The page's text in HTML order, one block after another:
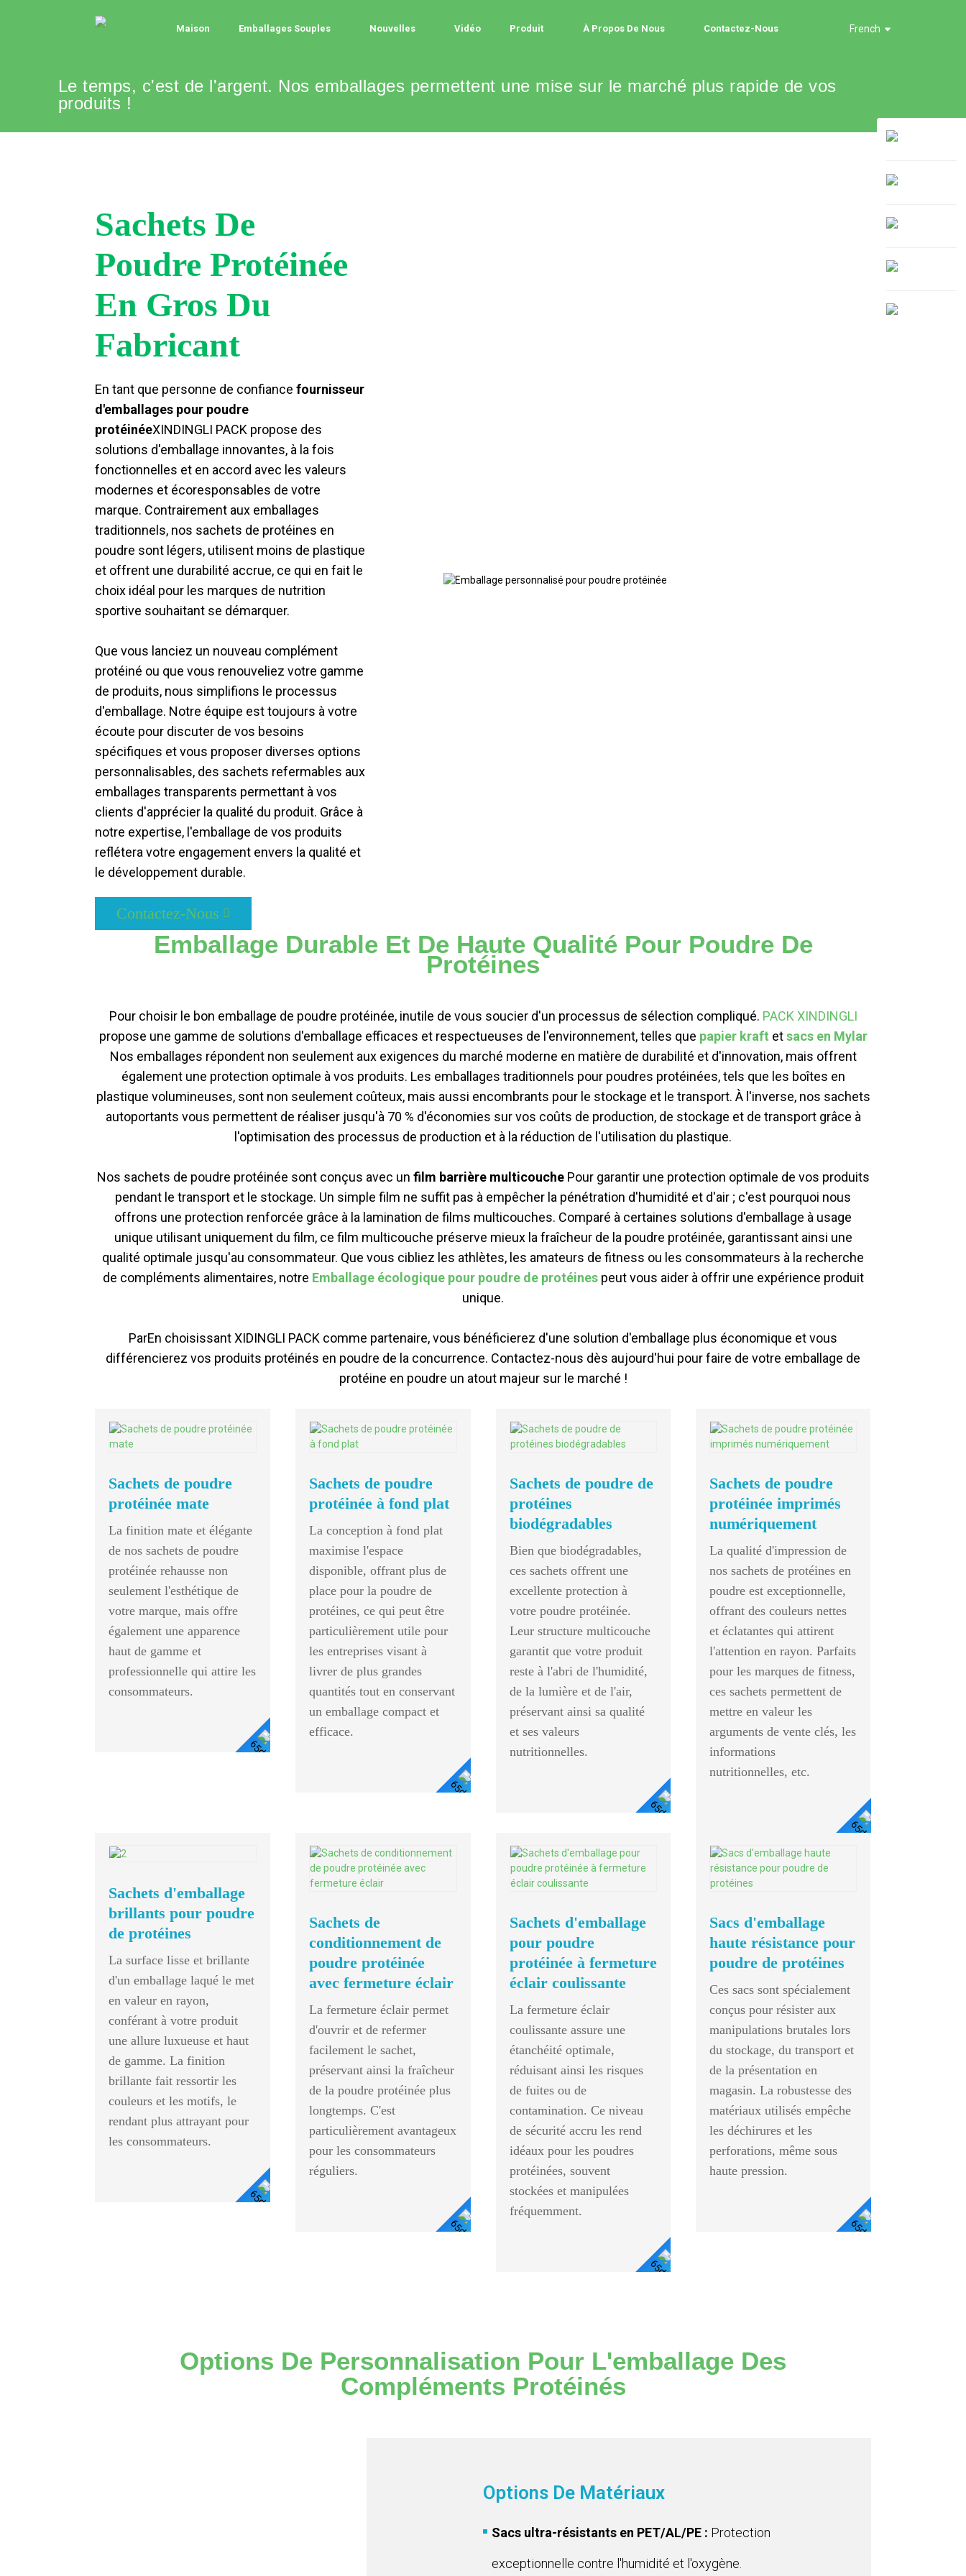
Maison Emballages Souples Nouvelles Vidéo Produit À Propos De Nous Contactez-Nous French
Le temps, c'est de l'argent. Nos emballages permettent une mise sur le marché plus rapide de vos
produits !
Sachets De
Poudre Protéinée
En Gros Du
Fabricant
En tant que personne de confiance fournisseur
d'emballages pour poudre
protéinéeXINDINGLI PACK propose des
solutions d'emballage innovantes, à la fois
fonctionnelles et en accord avec les valeurs
modernes et écoresponsables de votre
marque. Contrairement aux emballages
traditionnels, nos sachets de protéines en
poudre sont légers, utilisent moins de plastique
et offrent une durabilité accrue, ce qui en fait le
choix idéal pour les marques de nutrition
sportive souhaitant se démarquer.
Que vous lanciez un nouveau complément
protéiné ou que vous renouveliez votre gamme
de produits, nous simplifions le processus
d'emballage. Notre équipe est toujours à votre
écoute pour discuter de vos besoins
spécifiques et vous proposer diverses options
personnalisables, des sachets refermables aux
emballages transparents permettant à vos
clients d'apprécier la qualité du produit. Grâce à
notre expertise, l'emballage de vos produits
reflétera votre engagement envers la qualité et
le développement durable.
Contactez-Nous
Emballage Durable Et De Haute Qualité Pour Poudre De
Protéines
Pour choisir le bon emballage de poudre protéinée, inutile de vous soucier d'un processus de sélection compliqué. PACK XINDINGLI
propose une gamme de solutions d'emballage efficaces et respectueuses de l'environnement, telles que papier kraft etsacs en Mylar
Nos emballages répondent non seulement aux exigences du marché moderne en matière de durabilité et d'innovation, mais offrent
également une protection optimale à vos produits. Les emballages traditionnels pour poudres protéinées, tels que les boîtes en
plastique volumineuses, sont non seulement coûteux, mais aussi encombrants pour le stockage et le transport. À l'inverse, nos sachets
autoportants vous permettent de réaliser jusqu'à 70 % d'économies sur vos coûts de production, de stockage et de transport grâce à
l'optimisation des processus de production et à la réduction de l'utilisation du plastique.
Nos sachets de poudre protéinée sont conçus avec un film barrière multicouchePour garantir une protection optimale de vos produits
pendant le transport et le stockage. Un simple film ne suffit pas à empêcher la pénétration d'humidité et d'air ; c'est pourquoi nous
offrons une protection renforcée grâce à la lamination de films multicouches. Comparé à certaines solutions d'emballage à usage
unique utilisant uniquement du film, ce film multicouche préserve mieux la fraîcheur de la poudre protéinée, garantissant ainsi une
qualité optimale jusqu'au consommateur. Que vous cibliez les athlètes, les amateurs de fitness ou les consommateurs à la recherche
de compléments alimentaires, notre Emballage écologique pour poudre de protéinespeut vous aider à offrir une expérience produit
unique.
ParEn choisissant XIDINGLI PACK comme partenaire, vous bénéficierez d'une solution d'emballage plus économique et vous
différencierez vos produits protéinés en poudre de la concurrence. Contactez-nous dès aujourd'hui pour faire de votre emballage de
protéine en poudre un atout majeur sur le marché !
Sachets de poudre
protéinée mate
La finition mate et élégante
de nos sachets de poudre
protéinée rehausse non
seulement l'esthétique de
votre marque, mais offre
également une apparence
haut de gamme et
professionnelle qui attire les
consommateurs.
Sachets de poudre
protéinée à fond plat
La conception à fond plat
maximise l'espace
disponible, offrant plus de
place pour la poudre de
protéines, ce qui peut être
particulièrement utile pour
les entreprises visant à
livrer de plus grandes
quantités tout en conservant
un emballage compact et
efficace.
Détails
Sachets de poudre de
protéines
biodégradables
Bien que biodégradables,
ces sachets offrent une
excellente protection à
votre poudre protéinée.
Leur structure multicouche
garantit que votre produit
reste à l'abri de l'humidité,
de la lumière et de l'air,
préservant ainsi sa qualité
et ses valeurs
nutritionnelles.
Détails
Sachets de poudre
protéinée imprimés
numériquement
La qualité d'impression de
nos sachets de protéines en
poudre est exceptionnelle,
offrant des couleurs nettes
et éclatantes qui attirent
l'attention en rayon. Parfaits
pour les marques de fitness,
ces sachets permettent de
mettre en valeur les
arguments de vente clés, les
informations
nutritionnelles, etc.
Sachets d'emballage
brillants pour poudre
de protéines
La surface lisse et brillante
d'un emballage laqué le met
en valeur en rayon,
conférant à votre produit
une allure luxueuse et haut
de gamme. La finition
brillante fait ressortir les
couleurs et les motifs, le
rendant plus attrayant pour
les consommateurs.
Sachets de
conditionnement de
poudre protéinée
avec fermeture éclair
La fermeture éclair permet
d'ouvrir et de refermer
facilement le sachet,
préservant ainsi la fraîcheur
de la poudre protéinée plus
longtemps. C'est
particulièrement avantageux
pour les consommateurs
réguliers.
Sachets d'emballage
pour poudre
protéinée à fermeture
éclair coulissante
La fermeture éclair
coulissante assure une
étanchéité optimale,
réduisant ainsi les risques
de fuites ou de
contamination. Ce niveau
de sécurité accru les rend
idéaux pour les poudres
protéinées, souvent
stockées et manipulées
fréquemment.
Sacs d'emballage
haute résistance pour
poudre de protéines
Ces sacs sont spécialement
conçus pour résister aux
manipulations brutales lors
du stockage, du transport et
de la présentation en
magasin. La robustesse des
matériaux utilisés empêche
les déchirures et les
perforations, même sous
haute pression.
Options De Personnalisation Pour L'emballage Des
Compléments Protéinés
Options De Matériaux
Sacs ultra-résistants en PET/AL/PE : Protection
exceptionnelle contre l'humidité et l'oxygène.